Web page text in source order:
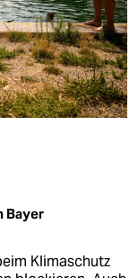
Bayer
Klimaschutz